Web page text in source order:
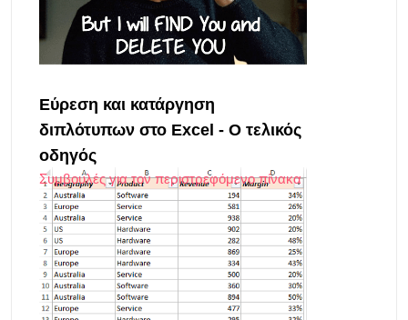
Εύρεση και κατάργηση
διπλότυπων στο Excel - Ο τελικός
οδηγός
Συμβουλές για τον περιστρεφόμενο πίνακα